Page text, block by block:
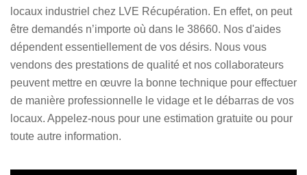
locaux industriel chez LVE Récupération. En effet, on peut
être demandés n’importe où dans le 38660. Nos d'aides
dépendent essentiellement de vos désirs. Nous vous
vendons des prestations de qualité et nos collaborateurs
peuvent mettre en œuvre la bonne technique pour effectuer
de manière professionnelle le vidage et le débarras de vos
locaux. Appelez-nous pour une estimation gratuite ou pour
toute autre information.